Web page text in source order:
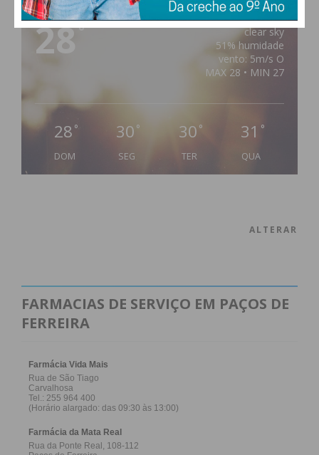
28°
clear sky
51% humidade
vento: 5m/s O
MAX 28 • MIN 27
28 °
DOM
30 °
SEG
30 °
TER
31 °
QUA
ALTERAR
FARMACIAS DE SERVIÇO EM PAÇOS DE
FERREIRA